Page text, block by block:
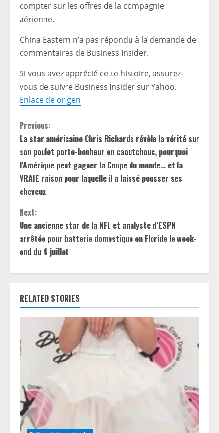
compter sur les offres de la compagnie
aérienne.
China Eastern n’a pas répondu à la demande de
commentaires de Business Insider.
Si vous avez apprécié cette histoire, assurez-
vous de suivre Business Insider sur Yahoo.
Enlace de origen
C
o
n
t
i
n
u
e
R
e
a
d
n
g
Previous:
La star américaine Chris Richards révèle la vérité sur
son poulet porte-bonheur en caoutchouc, pourquoi
l’Amérique peut gagner la Coupe du monde… et la
VRAIE raison pour laquelle il a laissé pousser ses
cheveux
Next:
Une ancienne star de la NFL et analyste d’ESPN
arrêtée pour batterie domestique en Floride le week-
end du 4 juillet
RELATED STORIES